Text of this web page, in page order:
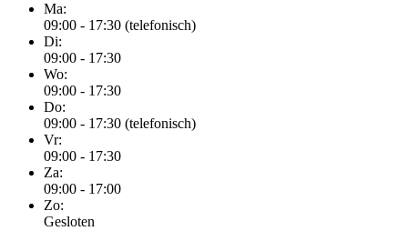
Ma:
09:00 - 17:30 (telefonisch)
Di:
09:00 - 17:30
Wo:
09:00 - 17:30
Do:
09:00 - 17:30 (telefonisch)
Vr:
09:00 - 17:30
Za:
09:00 - 17:00
Zo:
Gesloten